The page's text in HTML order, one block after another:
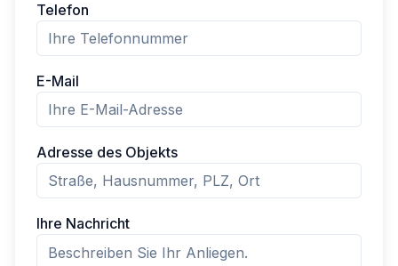
Telefon
E-Mail
Adresse des Objekts
Ihre Nachricht